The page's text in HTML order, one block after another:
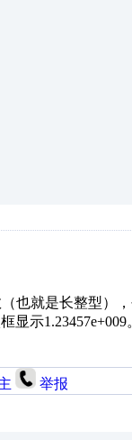
就是长整型），
显示1.23457e+009
举报